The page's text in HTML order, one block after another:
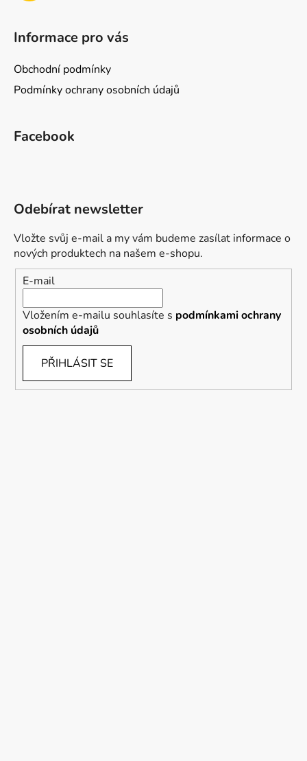
Informace pro vás
Obchodní podmínky
Podmínky ochrany osobních údajů
Facebook
Odebírat newsletter
Vložte svůj e-mail a my vám budeme zasílat informace o
nových produktech na našem e-shopu.
E-mail
Vložením e-mailu souhlasíte s podmínkami ochrany
osobních údajů
PŘIHLÁSIT SE